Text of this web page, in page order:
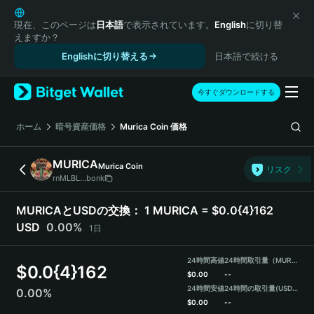
English
日本語
Tiếng Việt
Español (Latinoamérica)
Türkçe
Français
Deutsch
简体中文
繁體中文
Português (Portugal)
Bahasa Indonesia
ภาษาไทย
हिन्दी
Español
Português (Brasil)
現在、このページは日本語で表示されています。 Englishに切り替
えますか？
Englishに切り替える
日本語で続ける
今すぐダウンロードする
ホーム 暗号資産価格 Murica Coin 価格
MURICAMurica Coin
rnMLBL...bonk
リスク
MURICAとUSDの交換： 1 MURICA = $0.0{4}162
USD 0.00% 1日
$0.0{4}162
0.00%
24時間高値
$0.00
24時間安値
$0.00
24時間取引量（MURICA）
--
24時間の取引量(USDT)
--